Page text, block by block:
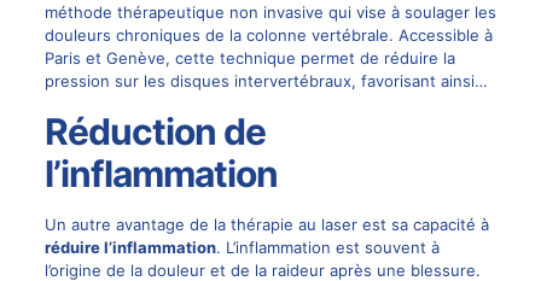
méthode thérapeutique non invasive qui vise à soulager les
douleurs chroniques de la colonne vertébrale. Accessible à
Paris et Genève, cette technique permet de réduire la
pression sur les disques intervertébraux, favorisant ainsi…
Réduction de
l’inflammation
Un autre avantage de la thérapie au laser est sa capacité à
réduire l’inflammation. L’inflammation est souvent à
l’origine de la douleur et de la raideur après une blessure.